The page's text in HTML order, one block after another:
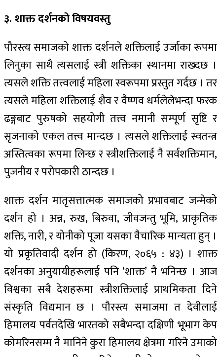
३. शाक्त दर्शनको विषयवस्तु
पौरस्त्य समाजको शाक्त दर्शनले शक्तिलाई उर्जाका रूपमा
लिनुका साथै त्यसलाई स्त्री शक्तिका स्थानमा राख्दछ ।
त्यसले शक्ति तत्त्वलाई महिला स्वरूपमा प्रस्तुत गर्दछ । तर
त्यसले महिला शक्तिलाई शैव र वैष्णव धर्मलेलेभन्दा फरक
ढङ्गबाट पुरुषको सहयोगी तत्त्व नमानी सम्पूर्ण सृष्टि र
सृजनाको एकल तत्त्व मान्दछ । त्यसले शक्तिलाई स्वतन्त्र
अस्तित्वका रूपमा लिन्छ र स्त्रीशक्तिलाई नै सर्वशक्तिमान,
पुजनीय र परोपकारी ठान्दछ ।
शाक्त दर्शन मातृसत्तात्मक समाजको प्रभावबाट जन्मेको
दर्शन हो । अन्न, रुख, बिरुवा, जीवजन्तु भूमि, प्राकृतिक
शक्ति, नारी, र योनीको पूजा यसका वैचारिक मान्यता हुन् ।
यो प्रकृतिवादी दर्शन हो (किरण, २०६५ : ४३) । शाक्त
दर्शनका अनुयायीहरूलाई पनि ‘शाक्त’ नै भनिन्छ । आज
विश्वका सबै देशहरूमा स्त्रीशक्तिलाई प्राथमिकता दिने
संस्कृति विद्यमान छ । पौरस्त्य समाजमा त देवीलाई
हिमालय पर्वतदेखि भारतको सबैभन्दा दक्षिणी भूभाग केप
कोमरिनसम्म नै मानिने कुरा हिमालय क्षेत्रमा गरिने उमाको